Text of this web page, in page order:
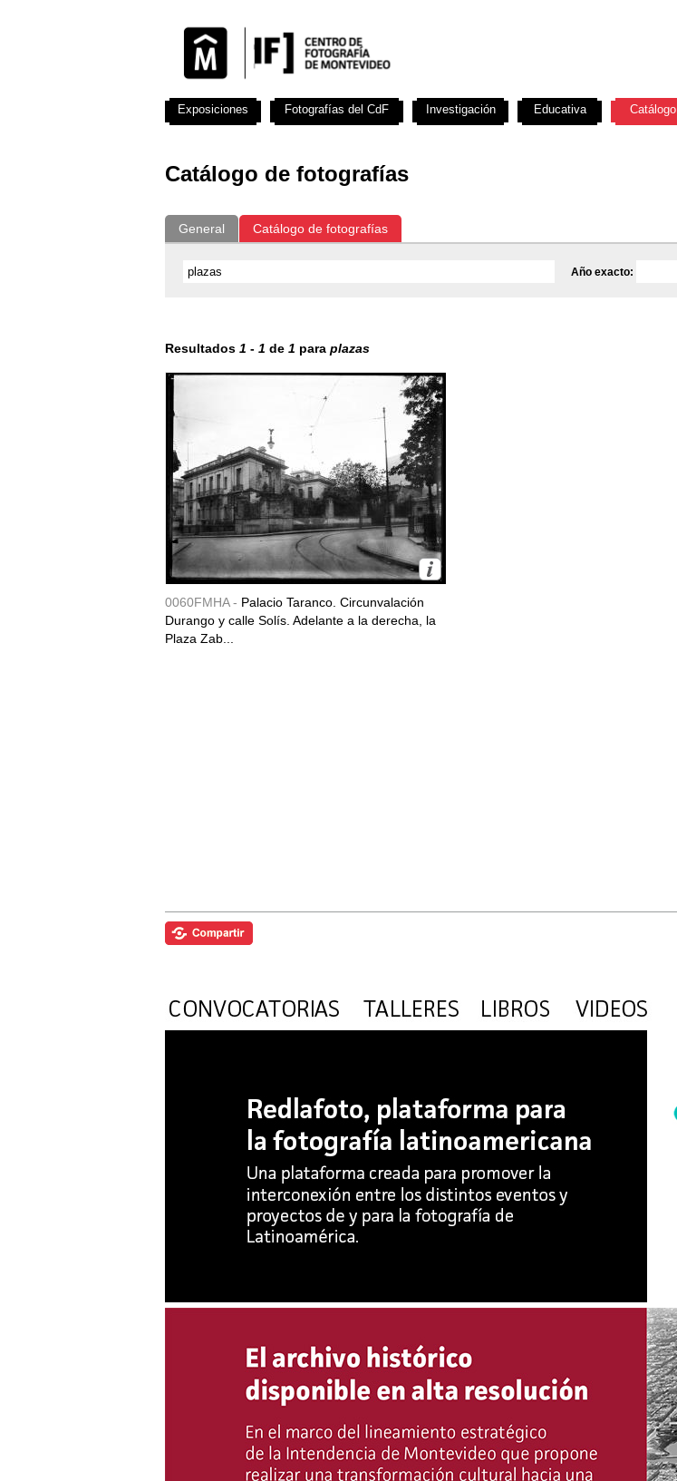
Catálogo de fotografías
General Catálogo de fotografías
Año exacto:
Resultados 1 - 1 de 1 para plazas
0060FMHA - Palacio Taranco. Circunvalación
Durango y calle Solís. Adelante a la derecha, la
Plaza Zab...
Exposiciones Fotografías del CdF Investigación Educativa Catálogo